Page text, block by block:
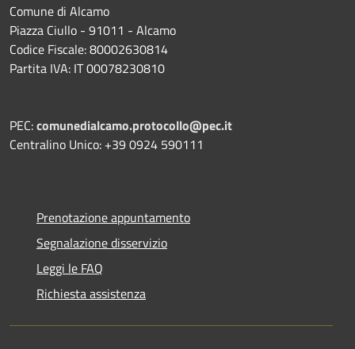
Comune di Alcamo
Piazza Ciullo - 91011 - Alcamo
Codice Fiscale: 80002630814
Partita IVA: IT 00078230810
PEC:comunedialcamo.protocollo@pec.it
Centralino Unico: +39 0924 590111
Prenotazione appuntamento
Segnalazione disservizio
Leggi le FAQ
Richiesta assistenza